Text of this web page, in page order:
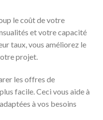
le coût de votre
et votre capacité
taux, vous améliorez le
projet.
les offres de
facile. Ceci vous aide à
à vos besoins